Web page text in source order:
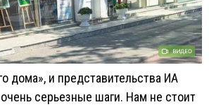
дома», и представительства ИА
серьезные шаги. Нам не стоит